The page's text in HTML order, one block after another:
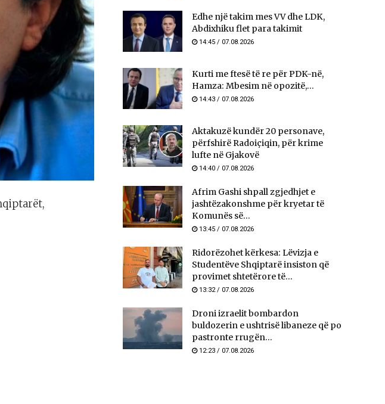
Edhe një takim mes VV dhe LDK,
Abdixhiku flet para takimit
14:45 / 07.08.2026
Kurti me ftesë të re për PDK-në,
Hamza: Mbesim në opozitë,...
14:43 / 07.08.2026
Aktakuzë kundër 20 personave,
përfshirë Radoiçiqin, për krime
lufte në Gjakovë
14:40 / 07.08.2026
Afrim Gashi shpall zgjedhjet e
jashtëzakonshme për kryetar të
Komunës së...
13:45 / 07.08.2026
Ridorëzohet kërkesa: Lëvizja e
Studentëve Shqiptarë insiston që
provimet shtetërore të...
13:32 / 07.08.2026
Droni izraelit bombardon
buldozerin e ushtrisë libaneze që po
pastronte rrugën...
12:23 / 07.08.2026